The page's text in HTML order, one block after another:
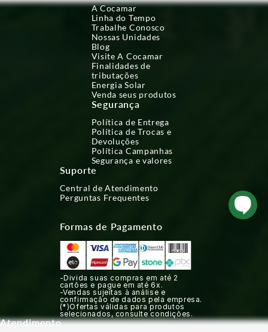
A Cocamar
Linha do Tempo
Trabalhe Conosco
Nossas Unidades
Blog
Visite A Cocamar
Finalidades de
tributações
Energia Solar
Venda seus produtos
Segurança
Política de Entrega
Política de Trocas e
Devoluções
Política Campanhas
Segurança e valores
Suporte
Central de Atendimento
Perguntas Frequentes
Formas de Pagamento
-Divida suas compras em até 2
cartões e pague em até 6x.
-Vendas sujeitas à análise e
confirmação de dados pela empresa.
(*)Ofertas válidas para produtos
selecionados, consulte condições.
Atendimento